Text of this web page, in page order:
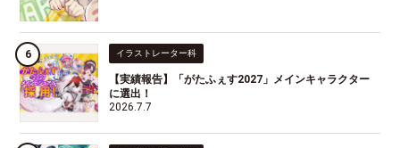
イラストレーター科
【実績報告】「がたふぇす2027」メインキャラクター
に選出！
2026.7.7